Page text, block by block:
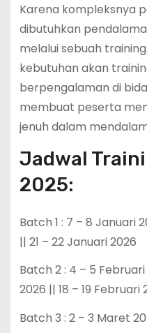
Karena kompleksnya
dibutuhkan
melalui sebuah
kebutuhan akan
berpengalaman di
membuat peserta
jenuh dalam
Jadwal
2025:
Batch 1 : 7 – 8 Januari
|| 21 – 22 Januari 2026
Batch 2 : 4 – 5 Februari
2026 || 18 – 19 Februari
Batch 3 : 2 – 3 Maret